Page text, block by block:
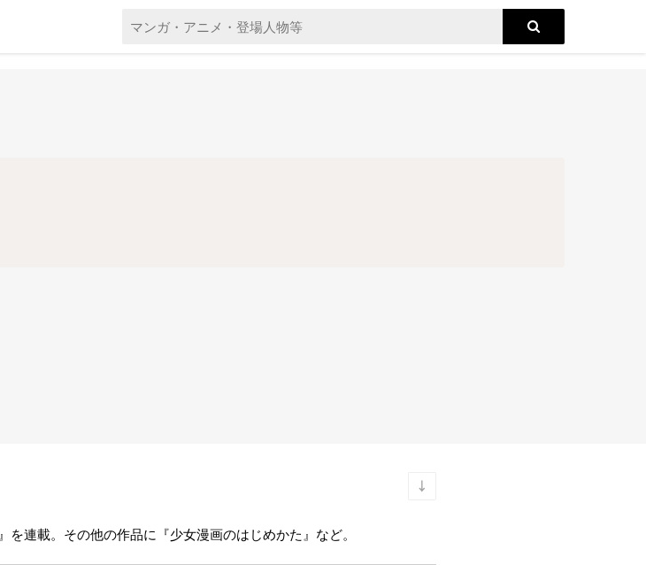
』を連載。その他の作品に『少女漫画のはじめかた』など。